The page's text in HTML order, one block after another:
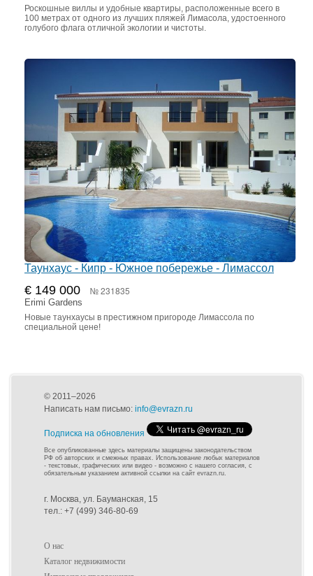
Роскошные виллы и удобные квартиры, расположенные всего в
100 метрах от одного из лучших пляжей Лимасола, удостоенного
голубого флага отличной экологии и чистоты.
Таунхаус - Кипр - Южное побережье - Лимассол
€ 149 000 № 231835
Erimi Gardens
Новые таунхаусы в престижном пригороде Лимассола по
специальной цене!
© 2011–2026
Написать нам письмо: info@evrazn.ru
Подписка на обновления
Все опубликованные здесь материалы защищены законодательством
РФ об авторских и смежных правах. Использование любых материалов
- текстовых, графических или видео - возможно с нашего согласия, с
обязательным указанием активной ссылки на сайт evrazn.ru.
г. Москва, ул. Бауманская, 15
тел.: +7 (499) 346-80-69
О нас
Каталог недвижимости